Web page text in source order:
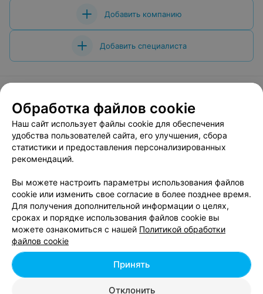
Добавить компанию
Добавить специалиста
О проекте Новости проекта
Вакансии
Публичный договор
Способы оплаты
Публичный договор по использованию сервиса
Написать в поддержку
Связаться по вопросам сотрудничества
Написать руководителю relax.by
Обработка персональных данных
Обработка файлов cookie
Наш сайт использует файлы cookie для обеспечения
удобства пользователей сайта, его улучшения, сбора
статистики и предоставления персонализированных
рекомендаций.
Вы можете настроить параметры использования файлов
cookie или изменить свое согласие в более позднее время.
Для получения дополнительной информации о целях,
сроках и порядке использования файлов cookie вы
можете ознакомиться с нашей Политикой обработки
файлов cookie
Отклонить
Принять